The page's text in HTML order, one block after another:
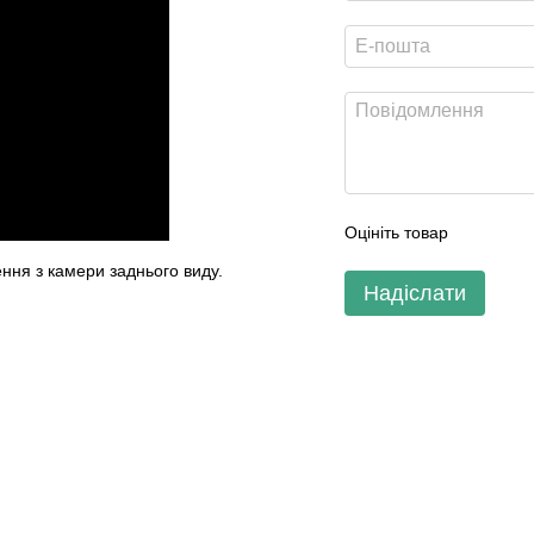
з камери заднього виду.
Оцініть товар
Надіслати